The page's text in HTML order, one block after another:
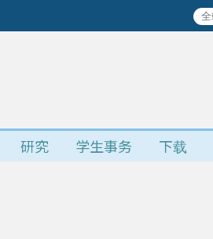
研究 学生事务 下载